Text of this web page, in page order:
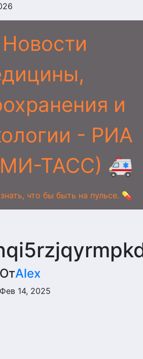
и
- РИА
ТАСС) 🚑
что бы быть на пульсе. 💊
ОтAlex
Фев 14, 2025